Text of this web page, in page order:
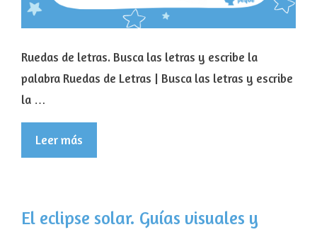
Ruedas de letras. Busca las letras y escribe la
palabra Ruedas de Letras | Busca las letras y escribe
la …
Leer más
El eclipse solar. Guías visuales y